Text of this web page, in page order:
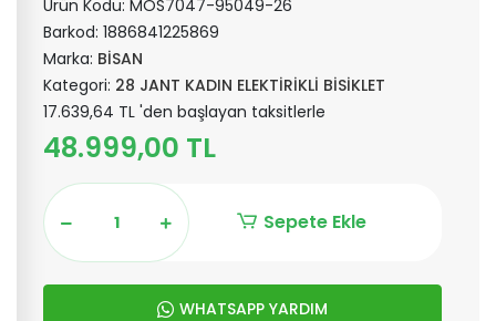
Ürün Kodu: MOS7047-95049-26
Barkod: 1886841225869
Marka: BİSAN
Kategori: 28 JANT KADIN ELEKTİRİKLİ BİSİKLET
17.639,64 TL 'den başlayan taksitlerle
48.999,00 TL
Sepete Ekle
WHATSAPP YARDIM